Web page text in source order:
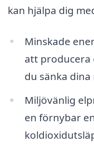
kan hjälpa dig
Minskade
att producera
du sänka
Miljövänlig
en förnybar